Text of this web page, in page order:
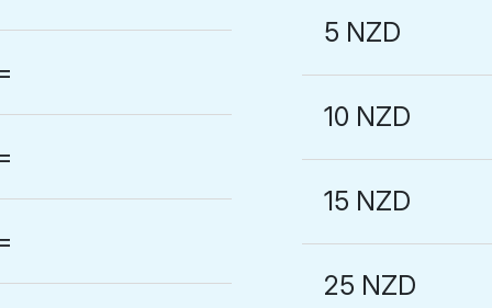
5 NZD
10 NZD
15 NZD
25 NZD